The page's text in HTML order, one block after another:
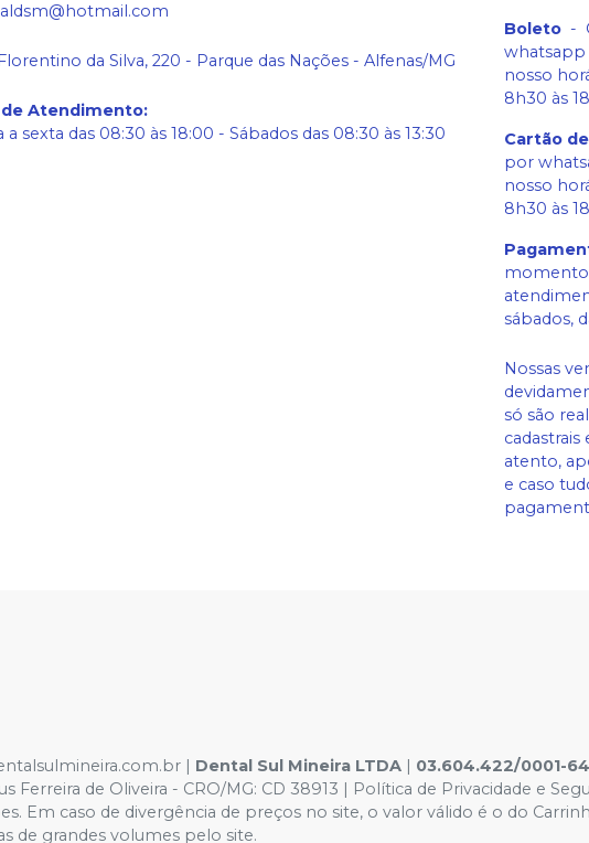
da Silva, 220 - Parque das Nações - Alfenas/MG
de Atendimento:
a sexta das 08:30 às 18:00 - Sábados das 08:30 às 13:30
Boleto -
whatsapp
nosso
8h30 às
Cartão
por
nosso
8h30 às
momento
sábados,
Nossas
só são
atento,
e caso
| Dental Sul Mineira LTDA 03.604.422/0001-64
Ferreira de Oliveira - CRO/MG: CD 38913 | Política de Privacidade e
Em caso de divergência de preços no site, o valor válido é o do
de grandes volumes pelo site.